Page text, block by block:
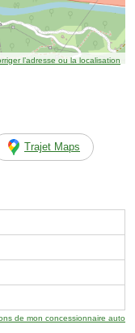
l’adresse ou la localisation
Trajet Maps
de mon concessionnaire auto